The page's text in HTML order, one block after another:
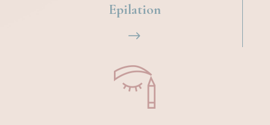
Epilation
$